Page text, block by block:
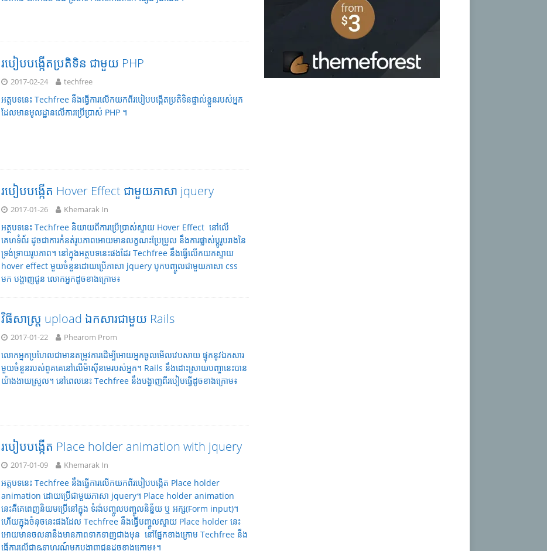
របៀបបង្កើតប្រតិទិន ជាមួយ PHP
2017-02-24 techfree
អត្តបទនេះ Techfree នឹងធ្វើការលើកយកពីរបៀបបង្កើតប្រតិទិនផ្ទាល់ខ្លួនរបស់អ្នក
ដែលមានមូលដ្ឋានលើការប្រើប្រាស់ PHP ។
របៀបបង្កើត Hover Effect ជាមួយភាសា jquery
2017-01-26 Khemarak In
អត្ថបទនេះ Techfree និយាយពីការប្រើប្រាស់ស្ទាយ Hover Effect នៅលើ
គេហទំព័រ ដូចជាការកំនត់រូបភាពអោយមានលក្ខណះប្រែប្រួល នឹងការផ្លាស់ប្តូរូបរាងនៃ
ទ្រង់ទ្រាយរូបភាព។ នៅក្នុងអត្ថបទនេះផងដែរ Techfree នឹងធ្វើលើកយកស្ទាយ
hover effect​​ មួយចំនួនដោយប្រើភាសា jquery បូកបញ្ចូលជាមួយភាសា css
មក បង្ហាញជូន លោកអ្នកដូចខាងក្រោម៖
វិធីសាស្រ្ត upload ឯកសារជាមួយ Rails
2017-01-22 Phearom Prom
លោកអ្នកប្រហែលជាមានតម្រូវការដើម្បីអោយអ្នកចូលមើលវេបសាយ ផ្ទុកនូវឯកសារ
មួយចំនួនរបស់ពួគគេនៅលើម៉ាស៊ីនមេរបស់អ្នក។ Rails នឹងដោះស្រាយបញ្ហានេះបាន
យ៉ាងងាយស្រួល។ នៅពេលនេះ Techfree នឹងបង្ហាញពីរបៀបធ្វើដូចខាងក្រោម៖
របៀបបង្កើត Place holder animation with jquery
2017-01-09 Khemarak In
អត្តបទនេះ Techfree នឹងធ្វើការលើកយកពីរបៀបបង្កើត Place holder
animation ដោយប្រើជាមួយភាសា jquery។ Place holder animation
នេះគឺគេពេញនិយមប្រើនៅក្នុង ទំរង់បញ្ចូលបញ្ចូលនិន្ន័យ ឬ អក្ស(Form input)។
ហើយក្នុងចំនុចនេះផងដែល Techfree នឹងធ្វើបញ្ចូលស្ទាយ Place holder នេះ
អោយមានចលនានឹងមានភាពទាកទាញជាងមុន នៅផ្នែកខាងក្រោម Techfree នឹង
ធ្វើការលើជាឩទាហរណ៍មកបង្ហាញជូនដូចខាងក្រោម៖។